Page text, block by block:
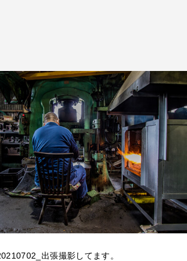
出張撮影してます。